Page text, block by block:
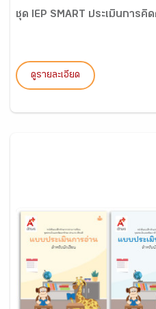
ชุด IEP SMART ประเมินการคิ
ดูรายละเอียด